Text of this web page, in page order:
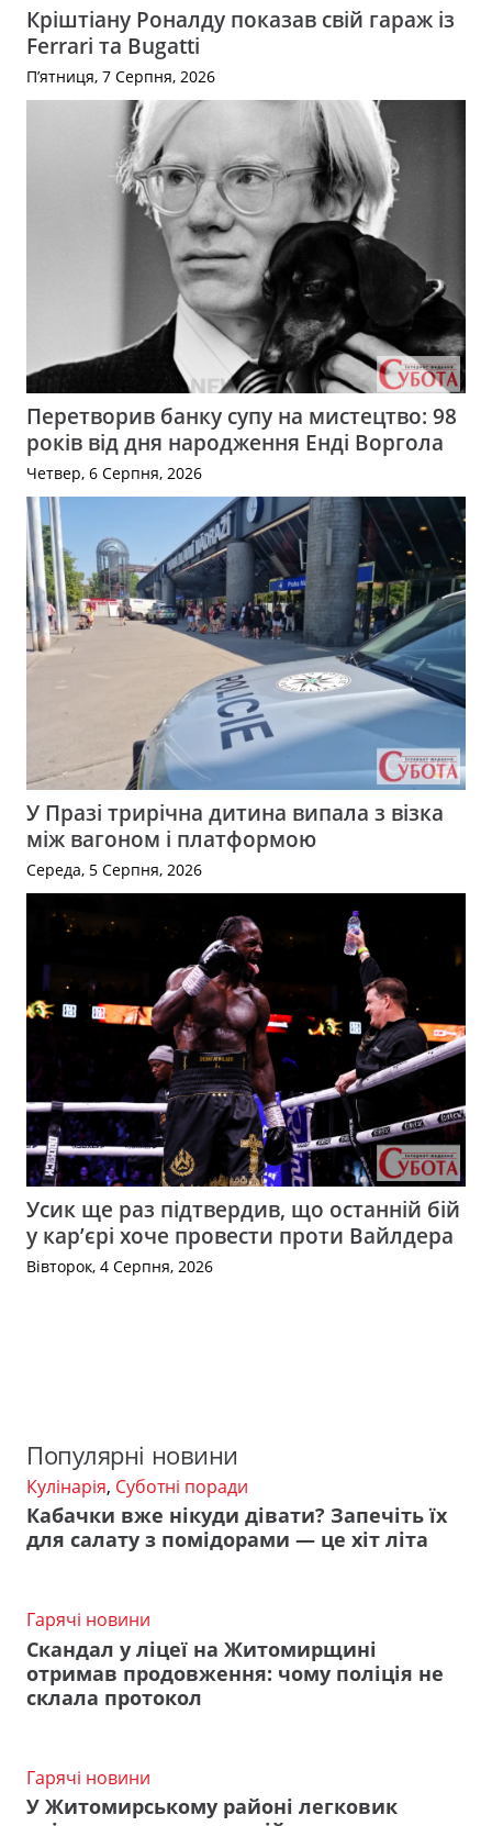
Кріштіану Роналду показав свій гараж із
Ferrari та Bugatti
П’ятниця, 7 Серпня, 2026
Перетворив банку супу на мистецтво: 98
років від дня народження Енді Воргола
Четвер, 6 Серпня, 2026
У Празі трирічна дитина випала з візка
між вагоном і платформою
Середа, 5 Серпня, 2026
Усик ще раз підтвердив, що останній бій
у кар’єрі хоче провести проти Вайлдера
Вівторок, 4 Серпня, 2026
Популярні новини
Кулінарія, Суботні поради
Кабачки вже нікуди дівати? Запечіть їх
для салату з помідорами — це хіт літа
Гарячі новини
Скандал у ліцеї на Житомирщині
отримав продовження: чому поліція не
склала протокол
Гарячі новини
У Житомирському районі легковик